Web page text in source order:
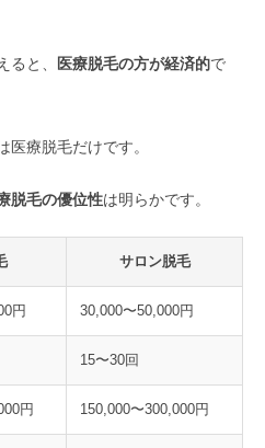
ると、 医療脱毛の方が経済的で
医療脱毛だけです。
脱毛の優位性は明らかです。
サロン脱毛
円 30,000〜50,000円
15〜30回
円 150,000〜300,000円